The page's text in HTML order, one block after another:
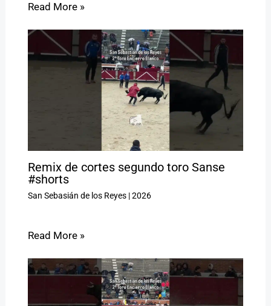
Read More »
Remix de cortes segundo toro Sanse
#shorts
San Sebasián de los Reyes|2026
Read More »